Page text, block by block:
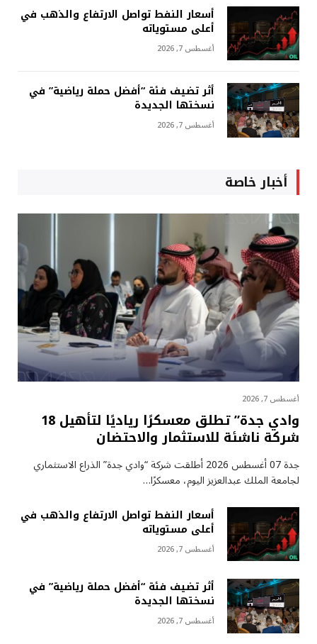
أسعار النفط تواصل الارتفاع والذهب في
أعلى مستوياته
أغسطس 7, 2026
أثر تضيف فئة “أفضل حملة رياضية” في
نسختها الجديدة
أغسطس 7, 2026
أخبار خاصة
أغسطس 7, 2026
وادي جدة” تطلق معسكرًا رياديًا لتأهيل 18
شركة ناشئة للاستثمار والاحتضان
جدة 07 أغسطس 2026 أطلقت شركة “وادي جدة” الذراع الاستثماري
لجامعة الملك عبدالعزيز اليوم، معسكرًا…
أسعار النفط تواصل الارتفاع والذهب في
أعلى مستوياته
أغسطس 7, 2026
أثر تضيف فئة “أفضل حملة رياضية” في
نسختها الجديدة
أغسطس 7, 2026